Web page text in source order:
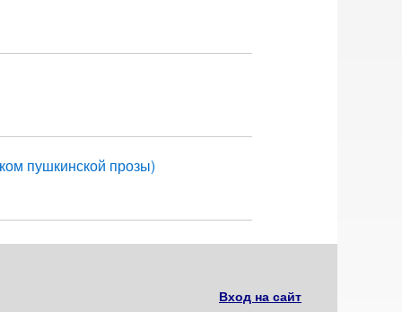
пушкинской прозы)
Вход на сайт